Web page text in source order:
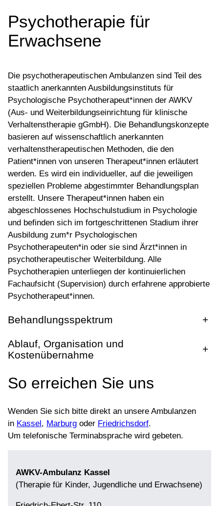
Psychotherapie für
Erwachsene
Die psychotherapeutischen Ambulanzen sind Teil des
staatlich anerkannten Ausbildungsinstituts für
Psychologische Psychotherapeut*innen der AWKV
(Aus- und Weiterbildungseinrichtung für klinische
Verhaltenstherapie gGmbH). Die Behandlungskonzepte
basieren auf wissenschaftlich anerkannten
verhaltenstherapeutischen Methoden, die den
Patient*innen von unseren Therapeut*innen erläutert
werden. Es wird ein individueller, auf die jeweiligen
speziellen Probleme abgestimmter Behandlungsplan
erstellt. Unsere Therapeut*innen haben ein
abgeschlossenes Hochschulstudium in Psychologie
und befinden sich im fortgeschrittenen Stadium ihrer
Ausbildung zum*r Psychologischen
Psychotherapeuten*in oder sie sind Ärzt*innen in
psychotherapeutischer Weiterbildung. Alle
Psychotherapien unterliegen der kontinuierlichen
Fachaufsicht (Supervision) durch erfahrene approbierte
Psychotherapeut*innen.
Behandlungsspektrum +
Ablauf, Organisation und
Kostenübernahme
+
So erreichen Sie uns
Wenden Sie sich bitte direkt an unsere Ambulanzen
in Kassel, Marburg oder Friedrichsdorf.
Um telefonische Terminabsprache wird gebeten.
AWKV-Ambulanz Kassel
(Therapie für Kinder, Jugendliche und Erwachsene)